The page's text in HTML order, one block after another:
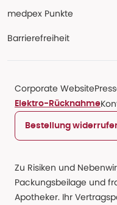
medpex Punkte
Barrierefreiheit
Corporate Website
Elektro-Rücknahme
Bestellung
Zu Risiken und
Packungsbeilage und
Apotheker. Ihr